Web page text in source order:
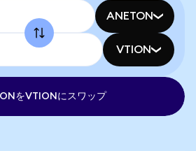
ANETON
VTION
をVTIONにスワップ